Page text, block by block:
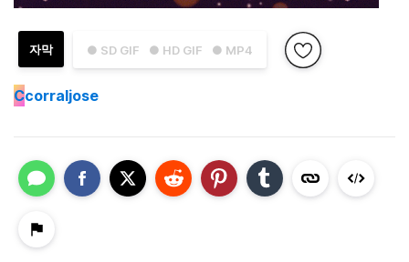
● SD GIF ● HD GIF ● MP4
자막
Ccorraljose